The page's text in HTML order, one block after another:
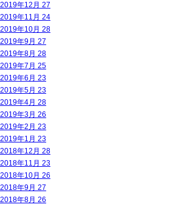
2019年12月 27
2019年11月 24
2019年10月 28
2019年9月 27
2019年8月 28
2019年7月 25
2019年6月 23
2019年5月 23
2019年4月 28
2019年3月 26
2019年2月 23
2019年1月 23
2018年12月 28
2018年11月 23
2018年10月 26
2018年9月 27
2018年8月 26